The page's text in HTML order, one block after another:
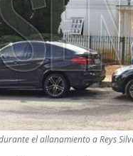
el allanamiento a Reys